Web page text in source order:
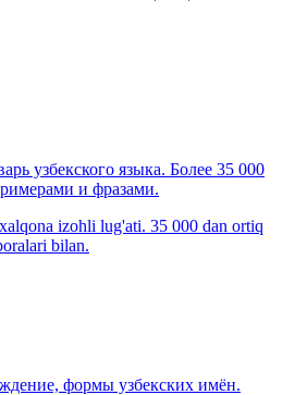
узбекского языка. Более 35 000
и фразами.
izohli lug'ati. 35 000 dan ortiq
bilan.
формы узбекских имён.